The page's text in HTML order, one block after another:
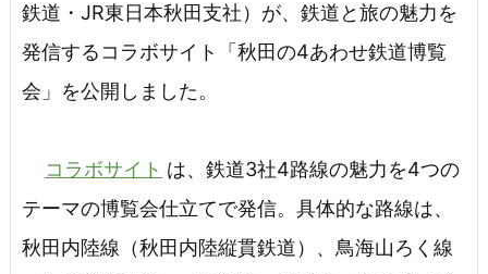
鉄道・JR東日本秋田支社）が、鉄道と旅の魅力を
発信するコラボサイト「秋田の4あわせ鉄道博覧
会」を公開しました。
コラボサイト は、鉄道3社4路線の魅力を4つの
テーマの博覧会仕立てで発信。具体的な路線は、
秋田内陸線（秋田内陸縦貫鉄道）、鳥海山ろく線